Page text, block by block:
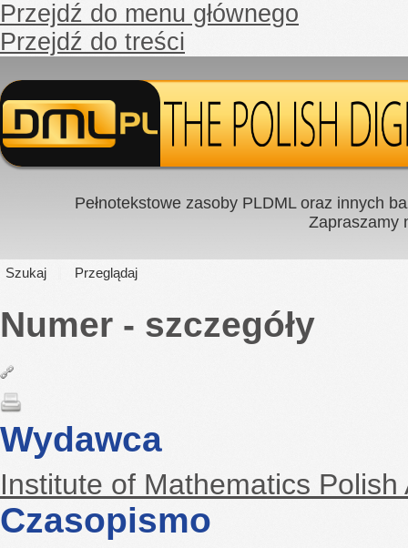
Przejdź do menu głównego
Przejdź do treści
Pełnotekstowe zasoby PLDML oraz innych
Zapraszamy
Szukaj Przeglądaj
Numer - szczegóły
Wydawca
Institute of Mathematics
Czasopismo